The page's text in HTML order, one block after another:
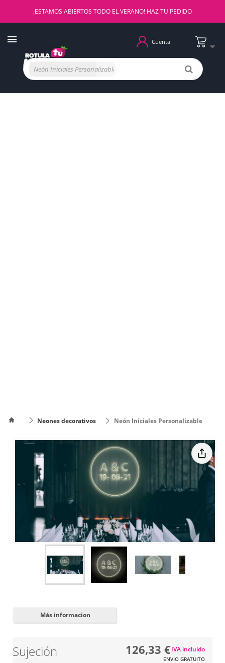
¡ESTAMOS ABIERTOS TODO EL VERANO! HAZ TU PEDIDO
Cuenta
Neones decorativos Neón Iniciales Personalizable
Cómo
poner el
varias
Cerrar ✖
Más informacion
Sujeción 126,33 €
ENVIO GRATUITO
IVA incluido